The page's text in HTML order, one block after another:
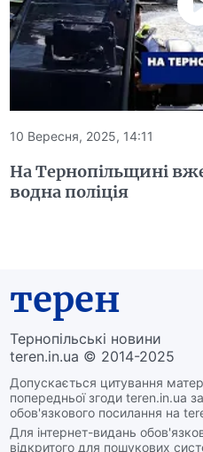
10 Вересня, 2025, 14:11
На Тернопільщині
водна поліція
терен
Тернопільські новини
teren.in.ua © 2014-2025
Допускається цитування
попередньої згоди teren.in.ua
обов'язкового посилання на
Для інтернет-видань
відкритого для пошукових